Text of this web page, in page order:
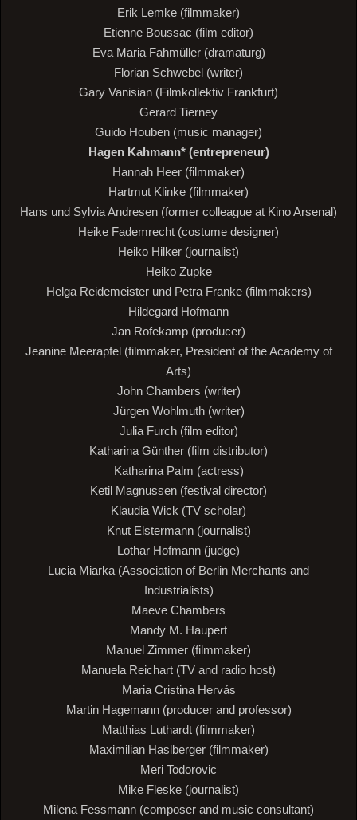
Erik Lemke (filmmaker)
Etienne Boussac (film editor)
Eva Maria Fahmüller (dramaturg)
Florian Schwebel (writer)
Gary Vanisian (Filmkollektiv Frankfurt)
Gerard Tierney
Guido Houben (music manager)
Hagen Kahmann* (entrepreneur)
Hannah Heer (filmmaker)
Hartmut Klinke (filmmaker)
Hans und Sylvia Andresen (former colleague at Kino Arsenal)
Heike Fademrecht (costume designer)
Heiko Hilker (journalist)
Heiko Zupke
Helga Reidemeister und Petra Franke (filmmakers)
Hildegard Hofmann
Jan Rofekamp (producer)
Jeanine Meerapfel (filmmaker, President of the Academy of
Arts)
John Chambers (writer)
Jürgen Wohlmuth (writer)
Julia Furch (film editor)
Katharina Günther (film distributor)
Katharina Palm (actress)
Ketil Magnussen (festival director)
Klaudia Wick (TV scholar)
Knut Elstermann (journalist)
Lothar Hofmann (judge)
Lucia Miarka (Association of Berlin Merchants and
Industrialists)
Maeve Chambers
Mandy M. Haupert
Manuel Zimmer (filmmaker)
Manuela Reichart (TV and radio host)
Maria Cristina Hervás
Martin Hagemann (producer and professor)
Matthias Luthardt (filmmaker)
Maximilian Haslberger (filmmaker)
Meri Todorovic
Mike Fleske (journalist)
Milena Fessmann (composer and music consultant)